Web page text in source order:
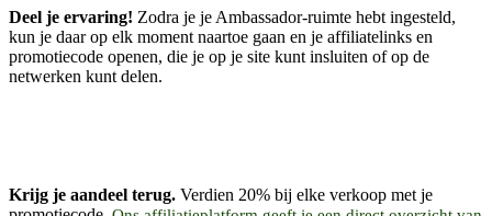
Deel je ervaring! Zodra je je Ambassador-ruimte hebt ingesteld,
kun je daar op elk moment naartoe gaan en je affiliatelinks en
promotiecode openen, die je op je site kunt insluiten of op de
netwerken kunt delen.
Krijg je aandeel terug. Verdien 20% bij elke verkoop met je